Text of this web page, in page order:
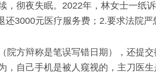
彻夜失眠。2022年，林女士一纸
3000元医疗服务费；2.要求法院严
院方辩称是笔误写错日期），还提
自己手机是被人窥视的，主刀医生